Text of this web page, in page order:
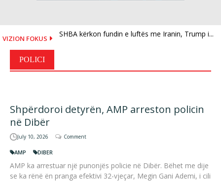
VIZION FOKUS SHBA kërkon fundin e luftës me Iranin, Trump i...
Historia e kalit të verbër që fiton medalje ari,...
POLICI
Shpërdoroi detyrën, AMP arreston policin
në Dibër
July 10, 2026 Comment
AMP DIBER
AMP ka arrestuar një punonjës policie në Dibër. Bëhet me dije
se ka rënë ën pranga efektivi 32-vjeçar, Megin Gani Ademi, i cili